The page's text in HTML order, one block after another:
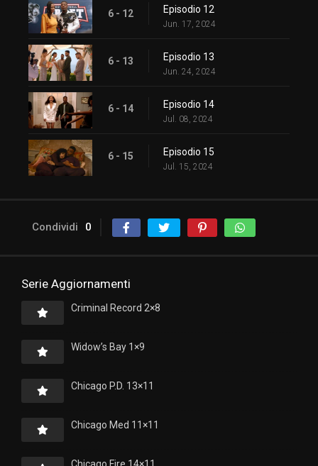
6 - 12 Episodio 12
Jun. 17, 2024
6 - 13 Episodio 13
Jun. 24, 2024
6 - 14 Episodio 14
Jul. 08, 2024
6 - 15 Episodio 15
Jul. 15, 2024
Condividi 0
Serie Aggiornamenti
Criminal Record 2×8
Widow’s Bay 1×9
Chicago P.D. 13×11
Chicago Med 11×11